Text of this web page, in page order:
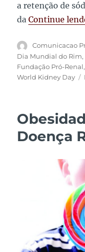
a retenção de
daContinue
Autor
Comunicacao
Dia Mundial do Rim,
Fundação Pró-Renal,
World Kidney Day
Doença